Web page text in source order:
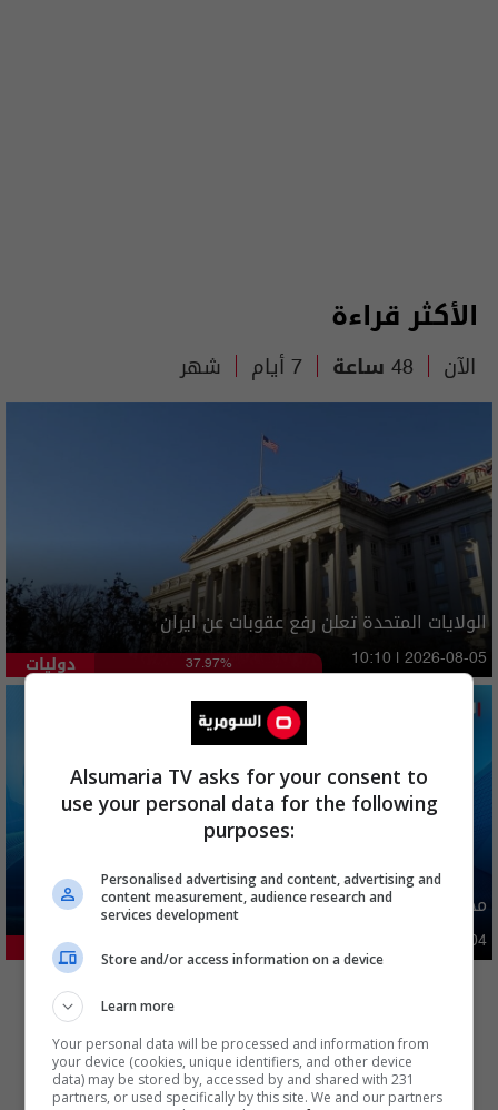
الأكثر قراءة
الآن 48 ساعة 7 أيام شهر
الولايات المتحدة تعلن رفع عقوبات عن ايران
دوليات 37.97% 10:10 | 2026-08-05
محافظة عراقية تعطل الدوام الرسمي غدا
محليات 06:09 | 2026-08-04
Alsumaria TV asks for your consent to
use your personal data for the following
purposes:
Personalised advertising and content, advertising and
content measurement, audience research and
services development
Store and/or access information on a device
Learn more
Your personal data will be processed and information from
your device (cookies, unique identifiers, and other device
data) may be stored by, accessed by and shared with 231
partners, or used specifically by this site. We and our partners